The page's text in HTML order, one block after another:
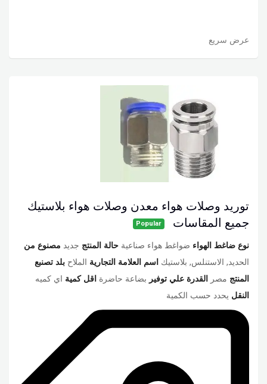
عرض سريع
توريد وصلات هواء معدن وصلات هواء بلاستيك
جميع المقاسات
Popular
نوع ضاغط الهواء ضواغط هواء صناعية حالة المنتج جديد مصنوع من
الحديد, الاستنلس, بلاستيك اسم العلامة التجارية الملاح بلد تصنبع
المنتج مصر القدرة علي توفير بضاعة حاضرة اقل كمية اي كميه
النقل يحدد حسب الكمية